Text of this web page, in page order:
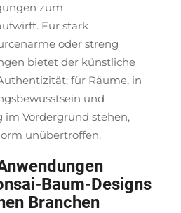
zum
Für stark
oder streng
bietet der künstliche
für Räume, in
und
im Vordergrund stehen,
unübertroffen.
Baum-Designs
Branchen